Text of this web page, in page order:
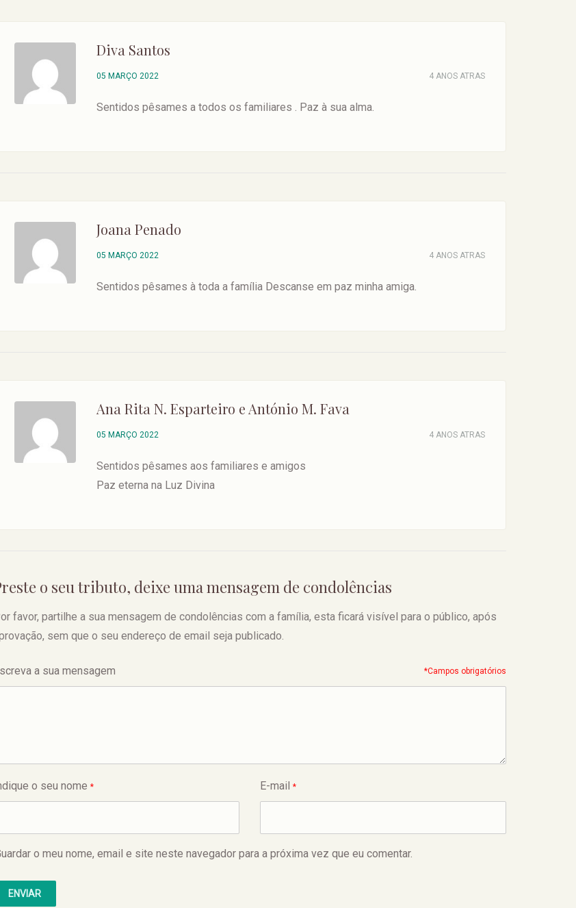
Diva Santos
05 MARÇO 2022 4 ANOS ATRAS
Sentidos pêsames a todos os familiares . Paz à sua alma.
Joana Penado
05 MARÇO 2022 4 ANOS ATRAS
Sentidos pêsames à toda a família Descanse em paz minha amiga.
Ana Rita N. Esparteiro e António M. Fava
05 MARÇO 2022 4 ANOS ATRAS
Sentidos pêsames aos familiares e amigos
Paz eterna na Luz Divina
o seu tributo, deixe uma mensagem de condolências
favor, partilhe a sua mensagem de condolências com a família, esta ficará visível para o público, após
sem que o seu endereço de email seja publicado.
a sua mensagem *Campos obrigatórios
o seu nome * E-mail *
o meu nome, email e site neste navegador para a próxima vez que eu comentar.